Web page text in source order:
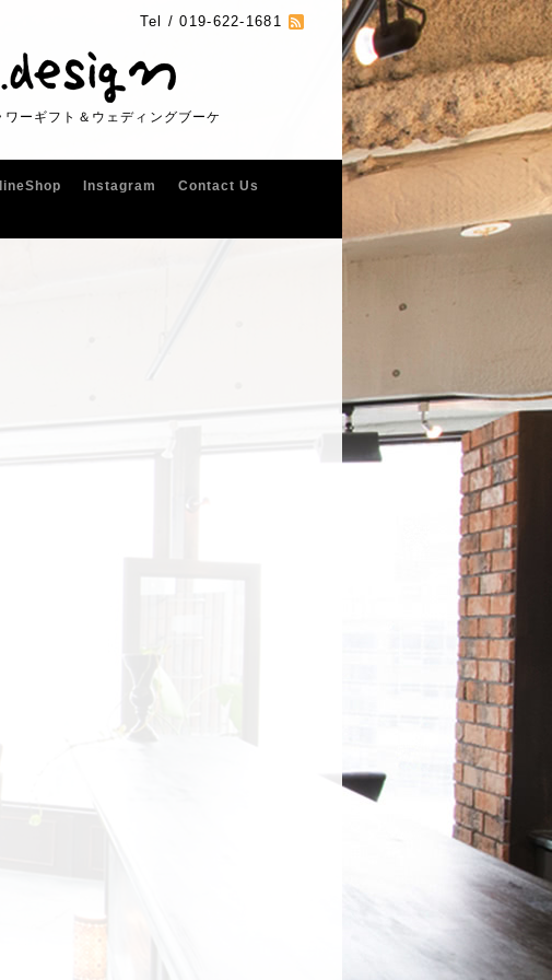
Tel /019-622-1681
ーギフト＆ウェディングブーケ
Instagram
Contact Us